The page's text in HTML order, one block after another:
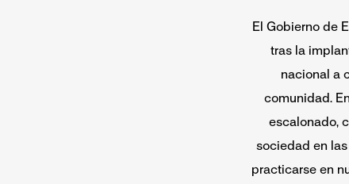
El Gobierno de
tras la
nacional a
comunidad.
escalonado,
sociedad en
practicarse en